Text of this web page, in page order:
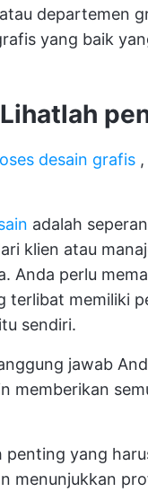
departemen
yang baik
desain grafis
adalah
klien atau
Anda perlu
terlibat memiliki
sendiri.
jawab
memberikan
penting yang
menunjukkan